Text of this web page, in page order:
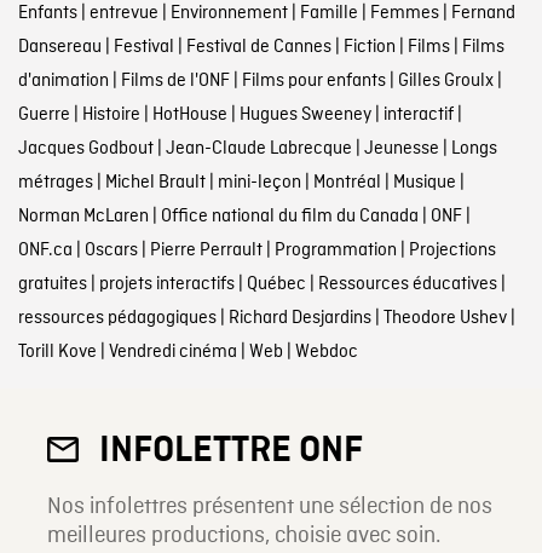
Enfants| entrevue | Environnement| Famille | Femmes| Fernand
Dansereau | Festival | Festival de Cannes| Fiction | Films| Films
d'animation | Films de l'ONF| Films pour enfants| Gilles Groulx|
Guerre | Histoire | HotHouse | Hugues Sweeney| interactif|
Jacques Godbout| Jean-Claude Labrecque | Jeunesse | Longs
métrages| Michel Brault| mini-leçon | Montréal | Musique |
Norman McLaren | Office national du film du Canada | ONF|
ONF.ca | Oscars| Pierre Perrault| Programmation | Projections
gratuites| projets interactifs| Québec | Ressources éducatives|
ressources pédagogiques| Richard Desjardins| Theodore Ushev|
Torill Kove | Vendredi cinéma | Web | Webdoc
INFOLETTRE ONF
Nos infolettres présentent une sélection de nos
meilleures productions, choisie avec soin.